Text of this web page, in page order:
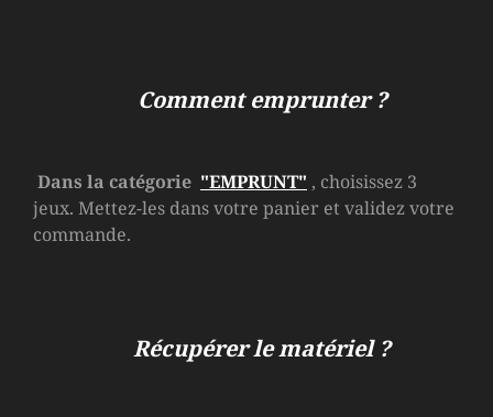
Comment emprunter ?
Dans la catégorie "EMPRUNT" , choisissez 3
jeux. Mettez-les dans votre panier et validez votre
commande.
Récupérer le matériel ?